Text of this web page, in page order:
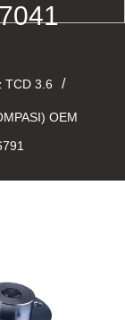
TCD 3.6 /
OEM